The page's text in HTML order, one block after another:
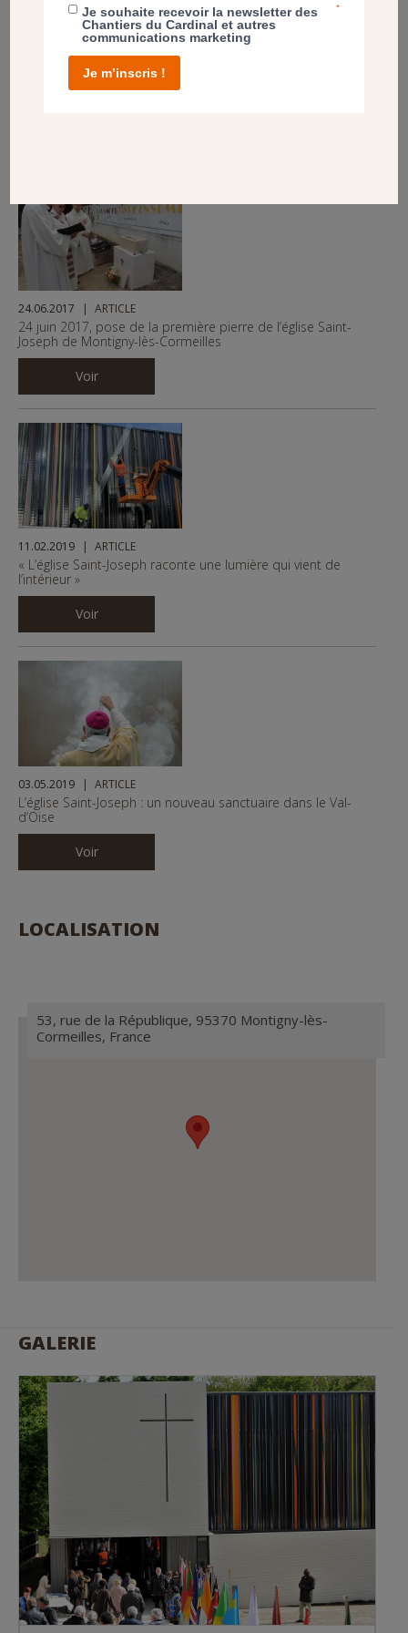
PROJET
Construction de l’église Saint-Joseph à Montigny-lès-
24.06.2017 ARTICLE
24 juin 2017, pose de la première pierre de l’église Saint-
Joseph de Montigny-lès-Cormeilles
Voir
11.02.2019 ARTICLE
« L’église Saint-Joseph raconte une lumière qui vient de
l’intérieur »
Voir
03.05.2019 ARTICLE
L’église Saint-Joseph : un nouveau sanctuaire dans le Val-
d’Oise
Voir
LOCALISATION
53, rue de la République, 95370 Montigny-lès-
Cormeilles, France
GALERIE
Je souhaite recevoir la newsletter des
Chantiers du Cardinal et autres
communications marketing
*
Je m’inscris !